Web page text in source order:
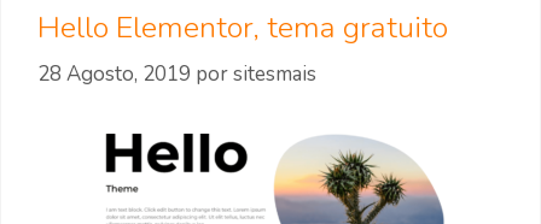
Hello Elementor, tema gratuito
28 Agosto, 2019 porsitesmais